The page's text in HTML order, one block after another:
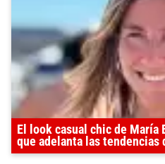
El look casual chic de María
que adelanta las tendencias